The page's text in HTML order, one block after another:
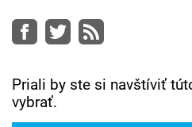
Facebook
Twitter
RSS
Priali by ste si navštíviť
vybrať.